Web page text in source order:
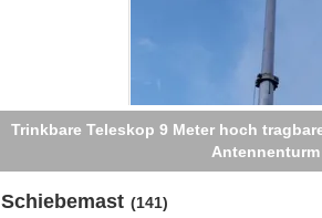
Aluminium Teleskopmast 18m (60ft)
Hardware
Schiebemast (141)